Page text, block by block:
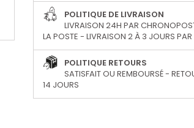
POLITIQUE DE LIVRAISON
LIVRAISON 24H PAR
LA POSTE - LIVRAISON 2 À 3 JOURS PAR
POLITIQUE RETOURS
SATISFAIT OU REMBOURSÉ -
14 JOURS